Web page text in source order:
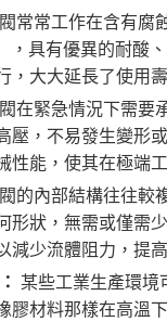
常常工作在含有腐
，具有優異的耐酸
，大大延長了使用
在緊急情況下需要
壓，不易發生變形
性能，使其在極端
的內部結構往往較
形狀，無需或僅需
減少流體阻力，提
某些工業生產環
膠材料那樣在高溫